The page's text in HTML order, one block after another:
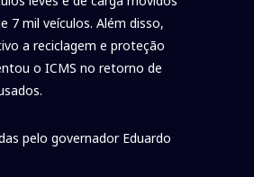
7 mil veículos. Além disso,
a reciclagem e proteção
o ICMS no retorno de
pelo governador Eduardo